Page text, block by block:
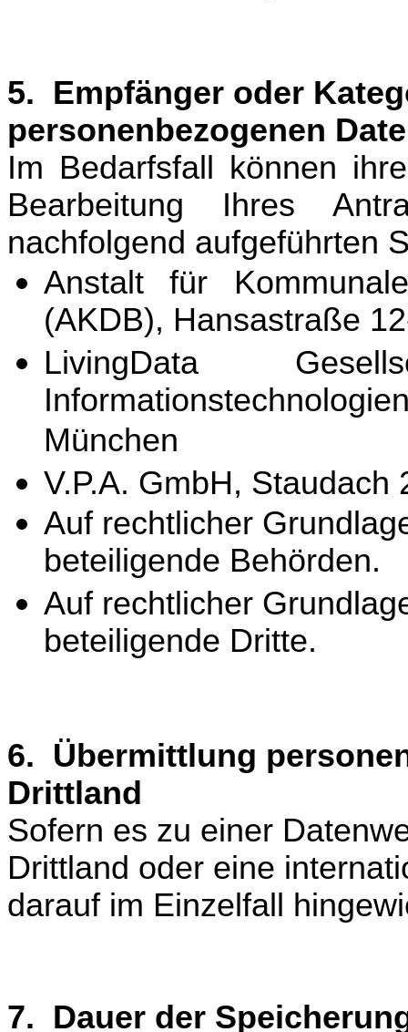
5. Empfänger oder
personenbezogenen
Im Bedarfsfall können i
Bearbeitung Ihres
nachfolgend aufgeführten
Anstalt für
(AKDB), Hansastraße
LivingData
München
V.P.A. GmbH, Staudach
Auf rechtlicher
beteiligende Behörden.
Auf rechtlicher
beteiligende Dritte.
6. Übermittlung
Drittland
Sofern es zu einer
Drittland oder eine
darauf im Einzelfall
7. Dauer der